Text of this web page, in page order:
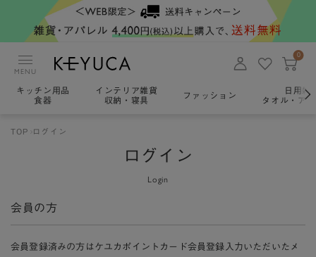
MENU
0
キッチン用品
食器
インテリア雑貨
収納・寝具
ファッション
日用雑
タオル・ア
TOP ログイン
ログイン
Login
会員の方
会員登録済みの方はケユカポイントカード会員登録入力いただいたメ